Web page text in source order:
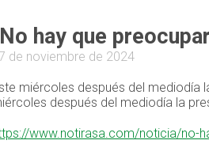
hay que
de noviembre de 2024
miércoles después del mediodía
después del mediodía la
www.notirasa.com/noticia/no-